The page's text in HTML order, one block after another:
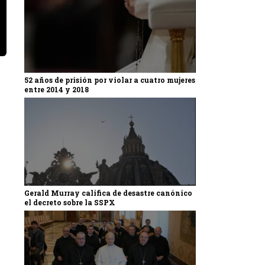
52 años de prisión por violar a cuatro mujeres
entre 2014 y 2018
Gerald Murray califica de desastre canónico
el decreto sobre la SSPX